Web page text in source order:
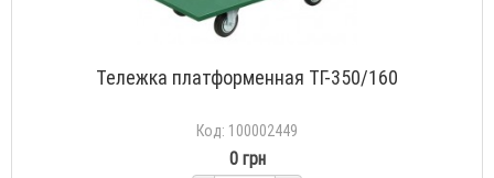
Тележка платформенная TГ-350/160
Код: 100002449
0 грн